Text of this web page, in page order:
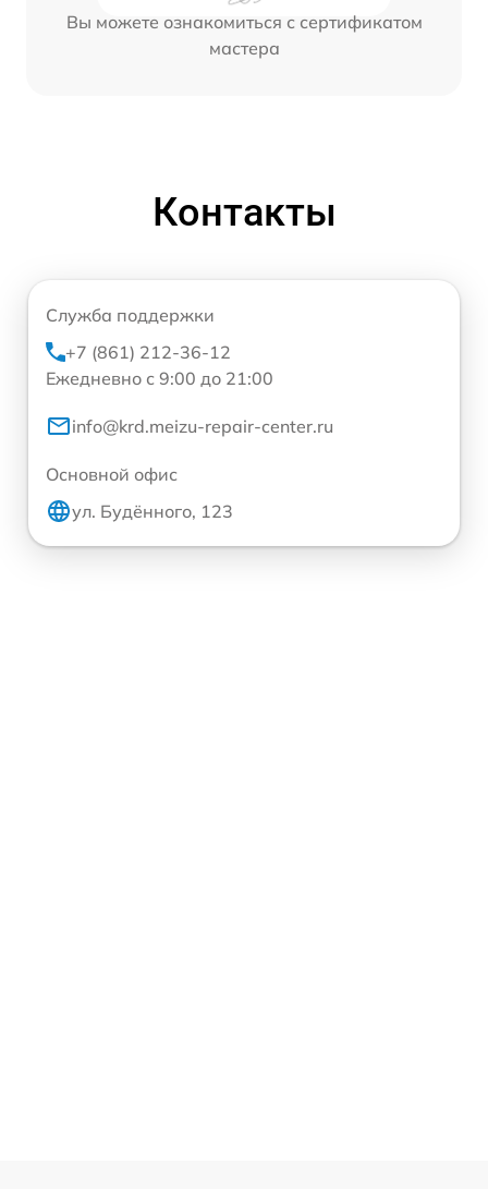
Вы можете ознакомиться с сертификатом
мастера
Контакты
Служба поддержки
+7 (861) 212-36-12
Ежедневно с 9:00 до 21:00
info@krd.meizu-repair-center.ru
Основной офис
ул. Будённого, 123